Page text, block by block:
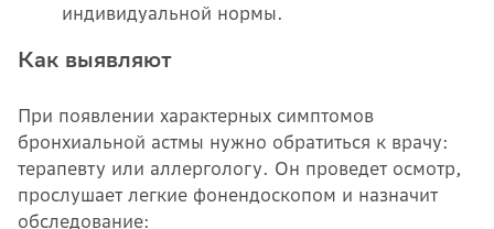
индивидуальной нормы.
Как выявляют
При появлении характерных симптомов
бронхиальной астмы нужно обратиться к врачу:
терапевту или аллергологу. Он проведет осмотр,
прослушает легкие фонендоскопом и назначит
обследование: